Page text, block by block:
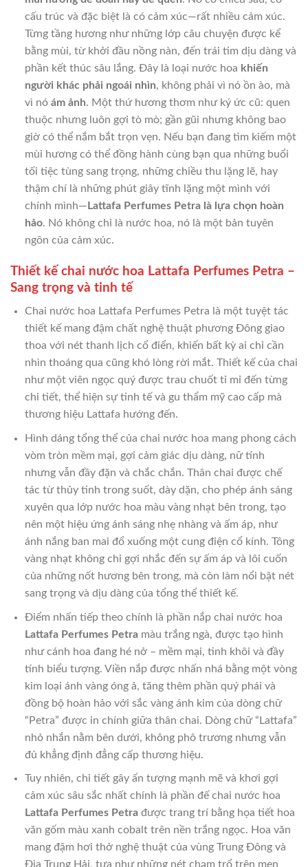
cấu trúc và đặc biệt là có cảm xúc—rất nhiều cảm xúc.
Từng tầng hương như những lớp câu chuyện được kể
bằng mùi, từ khởi đầu nồng nàn, đến trái tim dịu dàng và
phần kết thúc sâu lắng. Đây là loại nước hoa khiến
người khác phải ngoái nhìn, không phải vì nó ồn ào, mà
vì nó ám ảnh. Một thứ hương thơm như ký ức cũ: quen
thuộc nhưng luôn gợi tò mò; gần gũi nhưng không bao
giờ có thể nắm bắt trọn vẹn. Nếu bạn đang tìm kiếm một
mùi hương có thể đồng hành cùng bạn qua những buổi
tối tiệc tùng sang trọng, những chiều thu lặng lẽ, hay
thậm chí là những phút giây tĩnh lặng một mình với
chính mình— Lattafa Perfumes Petra là lựa chọn hoàn
hảo. Nó không chỉ là nước hoa, nó là một bản tuyên
ngôn của cảm xúc.
Thiết kế chai nước hoa Lattafa Perfumes Petra –
Sang trọng và tinh tế
Chai nước hoa Lattafa Perfumes Petra là một tuyệt tác
thiết kế mang đậm chất nghệ thuật phương Đông giao
thoa với nét thanh lịch cổ điển, khiến bất kỳ ai chỉ cần
nhìn thoáng qua cũng khó lòng rời mắt. Thiết kế của chai
như một viên ngọc quý được trau chuốt tỉ mỉ đến từng
chi tiết, thể hiện sự tinh tế và gu thẩm mỹ cao cấp mà
thương hiệu Lattafa hướng đến.
Hình dáng tổng thể của chai nước hoa mang phong cách
vòm tròn mềm mại, gợi cảm giác dịu dàng, nữ tính
nhưng vẫn đầy đặn và chắc chắn. Thân chai được chế
tác từ thủy tinh trong suốt, dày dặn, cho phép ánh sáng
xuyên qua lớp nước hoa màu vàng nhạt bên trong, tạo
nên một hiệu ứng ánh sáng nhẹ nhàng và ấm áp, như
ánh nắng ban mai đổ xuống một cung điện cổ kính. Tông
vàng nhạt không chỉ gợi nhắc đến sự ấm áp và lôi cuốn
của những nốt hương bên trong, mà còn làm nổi bật nét
sang trọng và dịu dàng của tổng thể thiết kế.
Điểm nhấn tiếp theo chính là phần nắp chai nước hoa
Lattafa Perfumes Petramàu trắng ngà, được tạo hình
như cánh hoa đang hé nở – mềm mại, tinh khôi và đầy
tính biểu tượng. Viền nắp được nhấn nhá bằng một vòng
kim loại ánh vàng óng ả, tăng thêm phần quý phái và
đồng bộ hoàn hảo với sắc vàng ánh kim của dòng chữ
“Petra” được in chính giữa thân chai. Dòng chữ “Lattafa”
nhỏ nhắn nằm bên dưới, không phô trương nhưng vẫn
đủ khẳng định đẳng cấp thương hiệu.
Tuy nhiên, chi tiết gây ấn tượng mạnh mẽ và khơi gợi
cảm xúc sâu sắc nhất chính là phần đế chai nước hoa
Lattafa Perfumes Petra được trang trí bằng họa tiết hoa
văn gốm màu xanh cobalt trên nền trắng ngọc. Hoa văn
mang đậm hơi thở nghệ thuật của vùng Trung Đông và
Địa Trung Hải, tựa như những nét chạm trổ trên men